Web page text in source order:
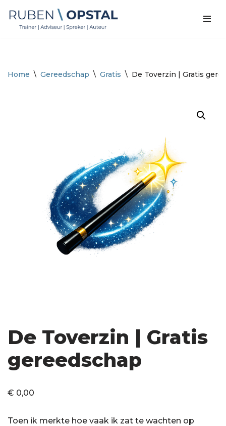
Home \ Gereedschap \ Gratis \ De Toverzin | Gratis
De Toverzin | Gratis
gereedschap
€ 0,00
Toen ik merkte hoe vaak ik zat te wachten op